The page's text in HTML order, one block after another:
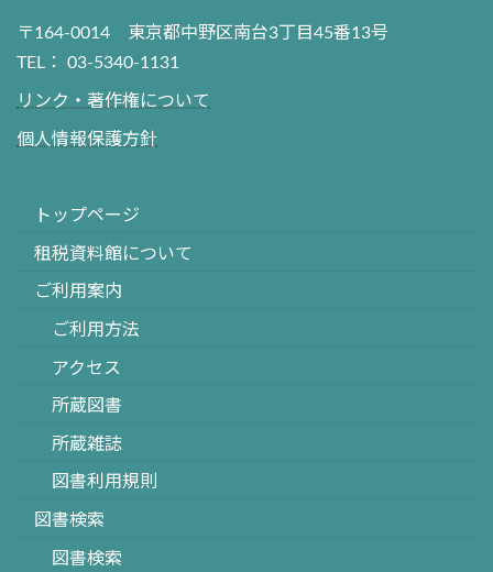
〒164-0014 東京都中野区南台3丁目45番13号
TEL： 03-5340-1131
リンク・著作権について
個人情報保護方針
トップページ
租税資料館について
ご利用案内
ご利用方法
アクセス
所蔵図書
所蔵雑誌
図書利用規則
図書検索
図書検索